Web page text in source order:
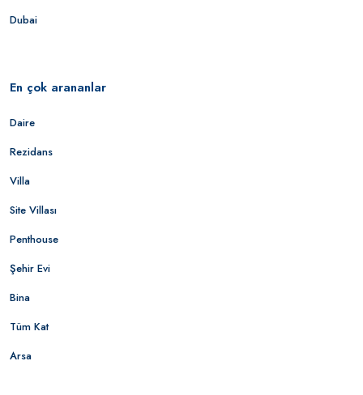
Dubai
En çok arananlar
Daire
Rezidans
Villa
Site Villası
Penthouse
Şehir Evi
Bina
Tüm Kat
Arsa